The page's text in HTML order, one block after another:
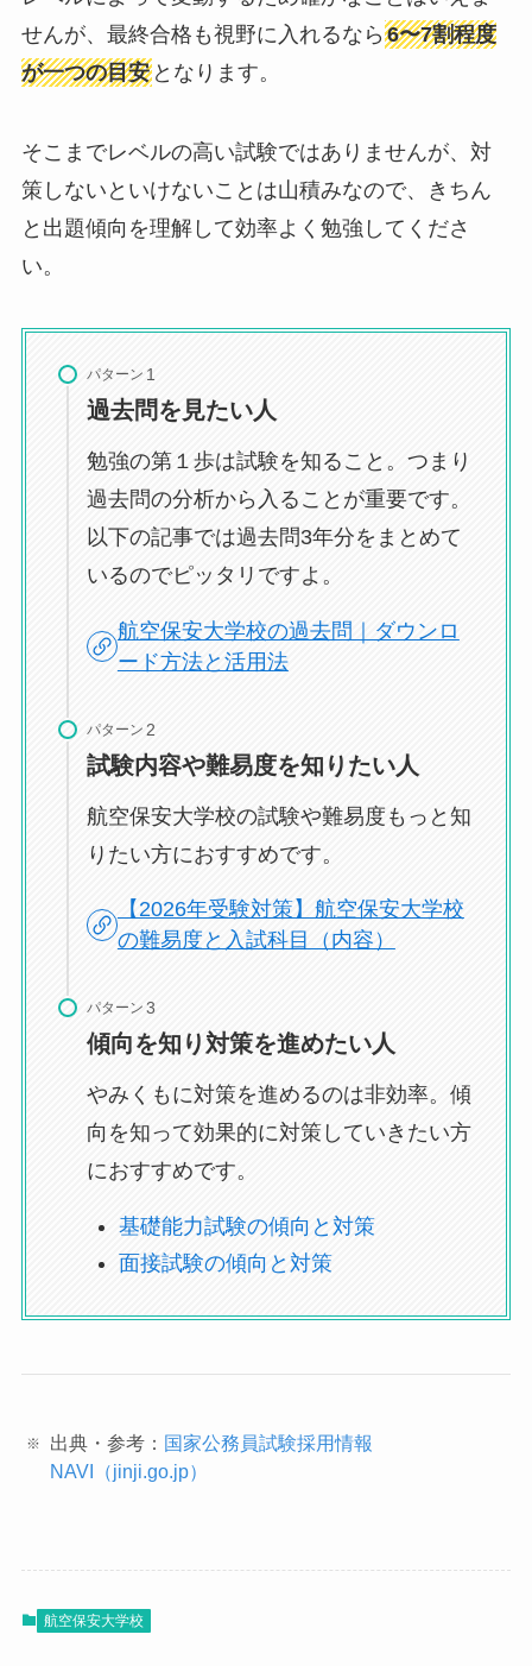
せんが、最終合格も視野に入れるなら 6〜7割程度
が一つの目安となります。
そこまでレベルの高い試験ではありませんが、対
策しないといけないことは山積みなので、きちん
と出題傾向を理解して効率よく勉強してくださ
い。
パターン
過去問を見たい人
勉強の第１歩は試験を知ること。つまり
過去問の分析から入ることが重要です。
以下の記事では過去問3年分をまとめて
いるのでピッタリですよ。
航空保安大学校の過去問｜ダウンロ
ード方法と活用法
パターン
試験内容や難易度を知りたい人
航空保安大学校の試験や難易度もっと知
りたい方におすすめです。
【2026年受験対策】航空保安大学校
の難易度と入試科目（内容）
パターン
傾向を知り対策を進めたい人
やみくもに対策を進めるのは非効率。傾
向を知って効果的に対策していきたい方
におすすめです。
基礎能力試験の傾向と対策
面接試験の傾向と対策
出典・参考： 国家公務員試験採用情報
NAVI（jinji.go.jp）
航空保安大学校